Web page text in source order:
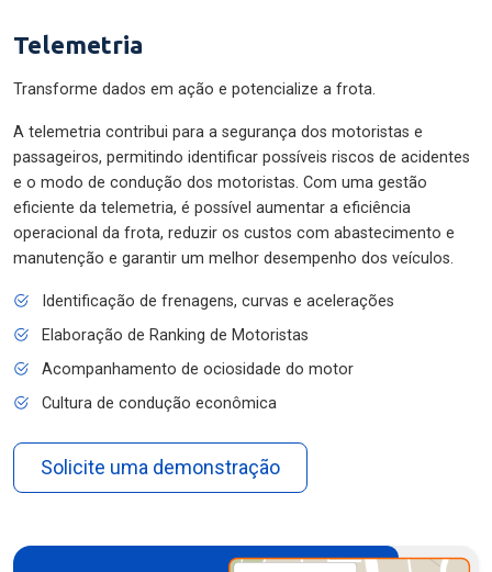
Telemetria
Transforme dados em ação e potencialize a frota.
A telemetria contribui para a segurança dos motoristas e
passageiros, permitindo identificar possíveis riscos de acidentes
e o modo de condução dos motoristas. Com uma gestão
eficiente da telemetria, é possível aumentar a eficiência
operacional da frota, reduzir os custos com abastecimento e
manutenção e garantir um melhor desempenho dos veículos.
Identificação de frenagens, curvas e acelerações
Elaboração de Ranking de Motoristas
Acompanhamento de ociosidade do motor
Cultura de condução econômica
Solicite uma demonstração